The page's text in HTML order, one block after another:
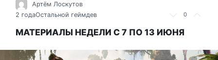
0
Артём Лоскутов
2 годаОстальной геймдев
МАТЕРИАЛЫ НЕДЕЛИ С 7 ПО 13 ИЮНЯ